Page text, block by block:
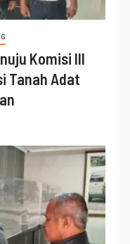
Komisi III
Tanah Adat